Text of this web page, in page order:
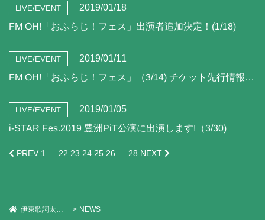
LIVE/EVENT 2019/01/18
FM OH!「おふらじ！フェス」出演者追加決定！(1/18)
LIVE/EVENT 2019/01/11
FM OH!「おふらじ！フェス」（3/14) チケット先行情報（更新）
LIVE/EVENT 2019/01/05
i-STAR Fes.2019 豊洲PiT公演に出演します!（3/30)
PREV 1 22 23 24 25 26 28 NEXT
伊東歌詞太郎 Official Web Site NEWS